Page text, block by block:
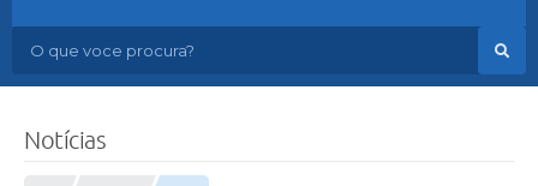
O que voce procura?
Notícias